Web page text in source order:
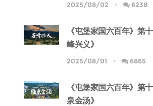
2025/08/02 6238
《屯堡家国六百年》第
峰兴义》
2025/08/01 6865
《屯堡家国六百年》第
泉金汤》